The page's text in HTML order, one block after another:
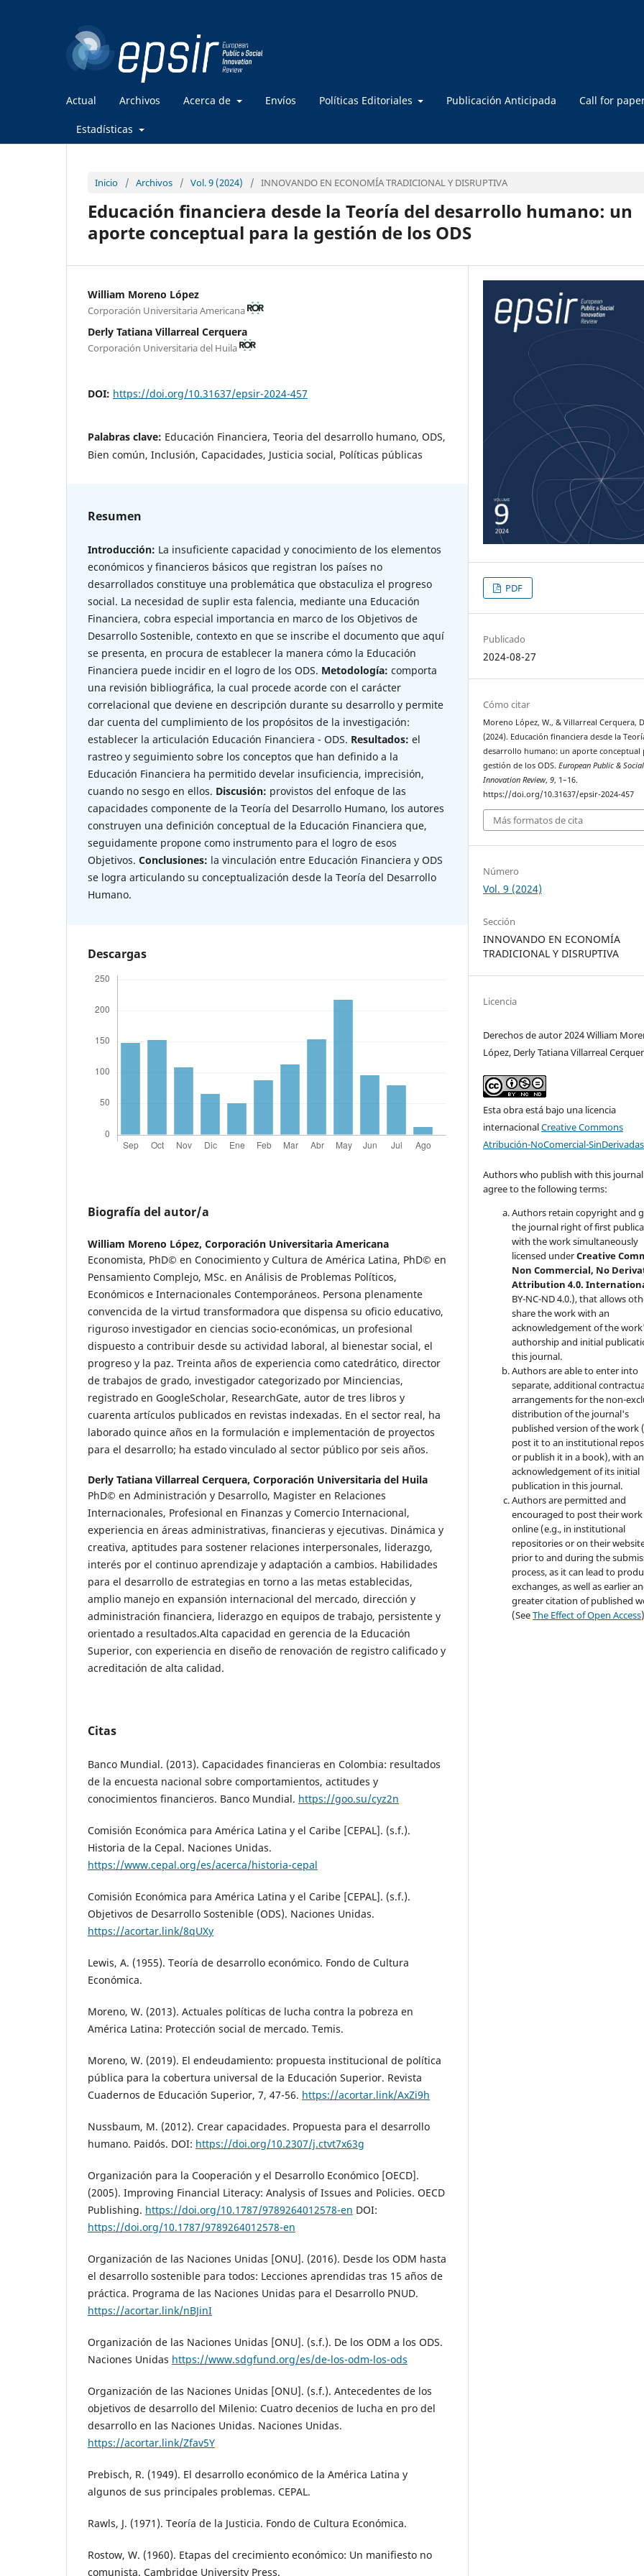
Actual Archivos Acerca de Envíos Políticas Editoriales Publicación Anticipada Call for
Estadísticas
Inicio / Archivos / Vol. 9 (2024) / INNOVANDO EN ECONOMÍA TRADICIONAL Y DISRUPTIVA
Educación financiera desde la Teoría del desarrollo humano: un
aporte conceptual para la gestión de los ODS
William Moreno López
Corporación Universitaria Americana
Derly Tatiana Villarreal Cerquera
Corporación Universitaria del Huila
DOI: https://doi.org/10.31637/epsir-2024-457
Palabras clave: Educación Financiera, Teoria del desarrollo humano, ODS,
Bien común, Inclusión, Capacidades, Justicia social, Políticas públicas
Resumen
Introducción: La insuficiente capacidad y conocimiento de los elementos
económicos y financieros básicos que registran los países no
desarrollados constituye una problemática que obstaculiza el progreso
social. La necesidad de suplir esta falencia, mediante una Educación
Financiera, cobra especial importancia en marco de los Objetivos de
Desarrollo Sostenible, contexto en que se inscribe el documento que aquí
se presenta, en procura de establecer la manera cómo la Educación
Financiera puede incidir en el logro de los ODS. Metodología: comporta
una revisión bibliográfica, la cual procede acorde con el carácter
correlacional que deviene en descripción durante su desarrollo y permite
dar cuenta del cumplimiento de los propósitos de la investigación:
establecer la articulación Educación Financiera - ODS. Resultados: el
rastreo y seguimiento sobre los conceptos que han definido a la
Educación Financiera ha permitido develar insuficiencia, imprecisión,
cuando no sesgo en ellos. Discusión: provistos del enfoque de las
capacidades componente de la Teoría del Desarrollo Humano, los autores
construyen una definición conceptual de la Educación Financiera que,
seguidamente propone como instrumento para el logro de esos
Objetivos. Conclusiones: la vinculación entre Educación Financiera y ODS
se logra articulando su conceptualización desde la Teoría del Desarrollo
Humano.
Descargas
Biografía del autor/a
William Moreno López, Corporación Universitaria Americana
Economista, PhD© en Conocimiento y Cultura de América Latina, PhD© en
Pensamiento Complejo, MSc. en Análisis de Problemas Políticos,
Económicos e Internacionales Contemporáneos. Persona plenamente
convencida de la virtud transformadora que dispensa su oficio educativo,
riguroso investigador en ciencias socio-económicas, un profesional
dispuesto a contribuir desde su actividad laboral, al bienestar social, el
progreso y la paz. Treinta años de experiencia como catedrático, director
de trabajos de grado, investigador categorizado por Minciencias,
registrado en GoogleScholar, ResearchGate, autor de tres libros y
cuarenta artículos publicados en revistas indexadas. En el sector real, ha
laborado quince años en la formulación e implementación de proyectos
para el desarrollo; ha estado vinculado al sector público por seis años.
Derly Tatiana Villarreal Cerquera, Corporación Universitaria del Huila
PhD© en Administración y Desarrollo, Magister en Relaciones
Internacionales, Profesional en Finanzas y Comercio Internacional,
experiencia en áreas administrativas, financieras y ejecutivas. Dinámica y
creativa, aptitudes para sostener relaciones interpersonales, liderazgo,
interés por el continuo aprendizaje y adaptación a cambios. Habilidades
para el desarrollo de estrategias en torno a las metas establecidas,
amplio manejo en expansión internacional del mercado, dirección y
administración financiera, liderazgo en equipos de trabajo, persistente y
orientado a resultados.Alta capacidad en gerencia de la Educación
Superior, con experiencia en diseño de renovación de registro calificado y
acreditación de alta calidad.
Citas
Banco Mundial. (2013). Capacidades financieras en Colombia: resultados
de la encuesta nacional sobre comportamientos, actitudes y
conocimientos financieros. Banco Mundial. https://goo.su/cyz2n
Comisión Económica para América Latina y el Caribe [CEPAL]. (s.f.).
Historia de la Cepal. Naciones Unidas.
https://www.cepal.org/es/acerca/historia-cepal
Comisión Económica para América Latina y el Caribe [CEPAL]. (s.f.).
Objetivos de Desarrollo Sostenible (ODS). Naciones Unidas.
https://acortar.link/8qUXy
Lewis, A. (1955). Teoría de desarrollo económico. Fondo de Cultura
Económica.
Moreno, W. (2013). Actuales políticas de lucha contra la pobreza en
América Latina: Protección social de mercado. Temis.
Moreno, W. (2019). El endeudamiento: propuesta institucional de política
pública para la cobertura universal de la Educación Superior. Revista
Cuadernos de Educación Superior, 7, 47-56. https://acortar.link/AxZi9h
Nussbaum, M. (2012). Crear capacidades. Propuesta para el desarrollo
humano. Paidós. DOI: https://doi.org/10.2307/j.ctvt7x63g
Organización para la Cooperación y el Desarrollo Económico [OECD].
(2005). Improving Financial Literacy: Analysis of Issues and Policies. OECD
Publishing. https://doi.org/10.1787/9789264012578-en DOI:
https://doi.org/10.1787/9789264012578-en
Organización de las Naciones Unidas [ONU]. (2016). Desde los ODM hasta
el desarrollo sostenible para todos: Lecciones aprendidas tras 15 años de
práctica. Programa de las Naciones Unidas para el Desarrollo PNUD.
https://acortar.link/nBJinI
Organización de las Naciones Unidas [ONU]. (s.f.). De los ODM a los ODS.
Naciones Unidas https://www.sdgfund.org/es/de-los-odm-los-ods
Organización de las Naciones Unidas [ONU]. (s.f.). Antecedentes de los
objetivos de desarrollo del Milenio: Cuatro decenios de lucha en pro del
desarrollo en las Naciones Unidas. Naciones Unidas.
https://acortar.link/Zfav5Y
Prebisch, R. (1949). El desarrollo económico de la América Latina y
algunos de sus principales problemas. CEPAL.
Rawls, J. (1971). Teoría de la Justicia. Fondo de Cultura Económica.
Rostow, W. (1960). Etapas del crecimiento económico: Un manifiesto no
comunista. Cambridge University Press.
PDF
Publicado
2024-08-27
Cómo citar
Moreno López, W., & Villarreal Cerquera,
(2024). Educación financiera desde la
desarrollo humano: un aporte conceptual
gestión de los ODS.European Public & Social
Innovation Review,9, 1–16.
https://doi.org/10.31637/epsir-2024-457
Más formatos de cita
Número
Vol. 9 (2024)
Sección
INNOVANDO EN ECONOMÍA
TRADICIONAL Y DISRUPTIVA
Licencia
Derechos de autor 2024 William
López, Derly Tatiana Villarreal
Esta obra está bajo una licencia
internacionalCreative Commons
Atribución-NoComercial-
Authors who publish with this journal
agree to the following terms:
Authors retain copyright and
the journal right of first
with the work simultaneously
licensed underCreative
Non Commercial, No
Attribution 4.0.
BY-NC-ND 4.0.), that allows
share the work with an
acknowledgement of the
authorship and initial
this journal.
Authors are able to enter into
separate, additional
arrangements for the non-
distribution of the journal's
published version of the work
post it to an institutional
or publish it in a book), with an
acknowledgement of its initial
publication in this journal.
Authors are permitted and
encouraged to post their work
online (e.g., in institutional
repositories or on their
prior to and during the
process, as it can lead to
exchanges, as well as earlier
greater citation of published
(SeeThe Effect of Open Access